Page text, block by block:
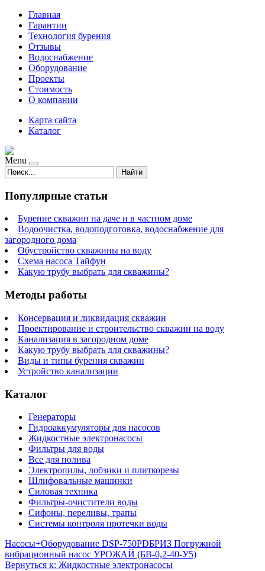
Главная
Гарантии
Технология бурения
Отзывы
Водоснабжение
Оборудование
Проекты
Стоимость
О компании
Карта сайта
Каталог
Menu
Найти
Популярные статьи
Бурение скважин на даче и в частном доме
Водоочистка, водоподготовка, водоснабжение для
загородного дома
Обустройство скважины на воду
Схема насоса Тайфун
Какую трубу выбрать для скважины?
Методы работы
Консервация и ликвидация скважин
Проектирование и строительство скважин на воду
Канализация в загородном доме
Какую трубу выбрать для скважины?
Виды и типы бурения скважин
Устройство канализации
Каталог
Генераторы
Гидроаккумуляторы для насосов
Жидкостные электронасосы
Фильтры для воды
Все для полива
Электропилы, лобзики и плиткорезы
Шлифовальные машинки
Силовая техника
Фильтры-очистители воды
Сифоны, переливы, трапы
Системы контроля протечки воды
Насосы+Оборудование DSP-750PDБРИЗ Погружной
вибрационный насос УРОЖАЙ (БВ-0,2-40-У5)
Вернуться к: Жидкостные электронасосы